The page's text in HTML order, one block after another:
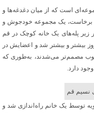
است که از میان دغدغه‌ها و
برخاست، یک مجموعه خودجوش و
زیر پله‌های یک خانه کوچک در قم
بیشتر و بیشتر شد و اعضایش در
خوب مصمم‌تر می‌شدند، به‌طوری که
توسط یک خانم راه‌اندازی شد و